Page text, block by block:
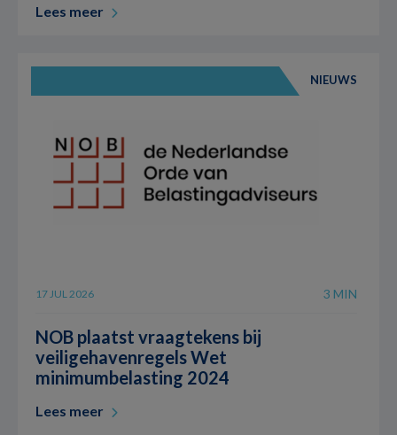
Lees meer
NIEUWS
17 JUL 2026 3 MIN
NOB plaatst vraagtekens bij
veiligehavenregels Wet
minimumbelasting 2024
Lees meer